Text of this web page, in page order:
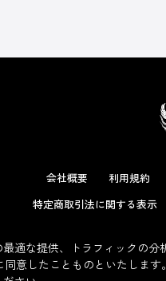
会社概要 利用規約
特定商取引法に関する表示
適な提供、トラフィックの分
意したことものといたします。